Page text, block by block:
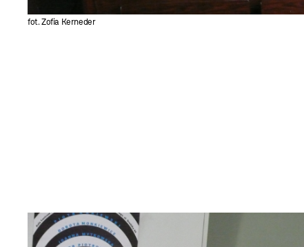
fot. Zofia Kerneder